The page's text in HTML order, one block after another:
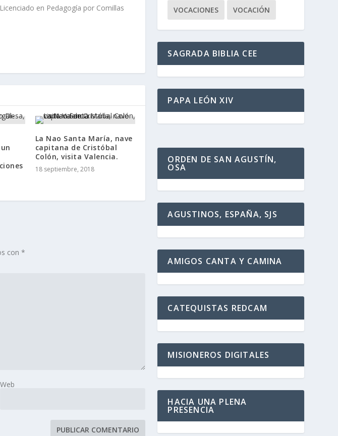
en Pedagogía por Comillas
La Nao Santa María, nave
capitana de Cristóbal
Colón, visita Valencia.
18 septiembre, 2018
con*
Web
VOCACIONES VOCACIÓN
SAGRADA BIBLIA CEE
PAPA LEÓN XIV
ORDEN DE SAN AGUSTÍN,
OSA
AGUSTINOS, ESPAÑA, SJS
AMIGOS CANTA Y CAMINA
CATEQUISTAS REDCAM
MISIONEROS DIGITALES
HACIA UNA PLENA
PRESENCIA